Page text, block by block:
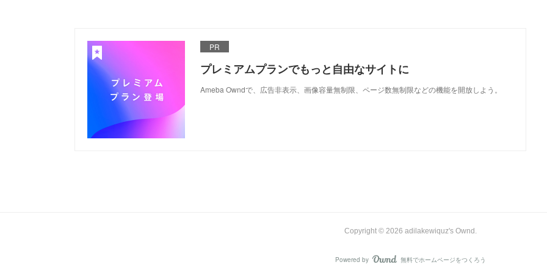
PR
プレミアムプランでもっと自由なサイトに
Ameba Owndで、広告非表示、画像容量無制限、ページ数無制限などの機能を開放しよう。
Copyright © 2026 adilakewiquz's Ownd .
Powered by AmebaOwnd
無料でホームページをつくろう